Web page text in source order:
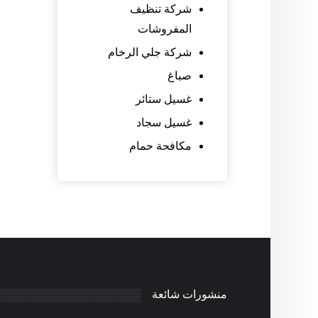
شركة تنظيف
المفروشات
شركة جلي الرخام
صباغ
غسيل ستائر
غسيل سجاد
مكافحة حمام
منشورات شائعة